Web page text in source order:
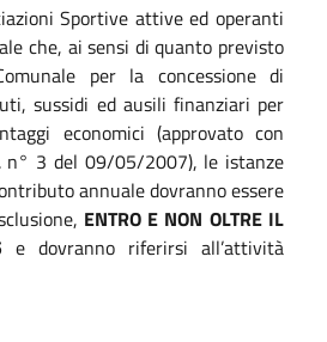
Sportive attive ed operanti
che, ai sensi di quanto previsto
per la concessione di
sussidi ed ausili finanziari per
economici (approvato con
n° 3 del 09/05/2007), le istanze
annuale dovranno essere
ENTRO E NON OLTRE IL
e dovranno riferirsi all’attività